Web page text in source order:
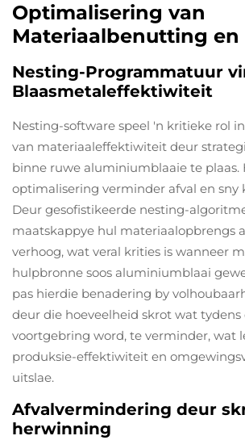
Optimalisering van
Materiaalbenutting en
Nesting-Programmatuur
Blaasmetaleffektiwiteit
Nesting-software speel 'n kritieke rol
van materiaaleffektiwiteit deur
binne ruwe aluminiumblaaie te plaas.
optimalisering verminder afval en sny
Deur gesofistikeerde nesting-
maatskappye hul materiaalopbrengs
verhoog, wat veral krities is wanneer
hulpbronne soos aluminiumblaai
pas hierdie benadering by
deur die hoeveelheid skrot wat tydens
voortgebring word, te verminder, wat
produksie-effektiwiteit en
uitslae.
Afvalvermindering deur
herwinning